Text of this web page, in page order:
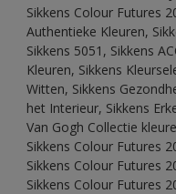
Sikkens Colour Futures
Authentieke Kleuren,
Sikkens 5051, Sikkens
Kleuren, Sikkens
Witten, Sikkens
het Interieur, Sikkens
Van Gogh Collectie
Sikkens Colour Futures
Sikkens Colour Futures
Sikkens Colour Futures